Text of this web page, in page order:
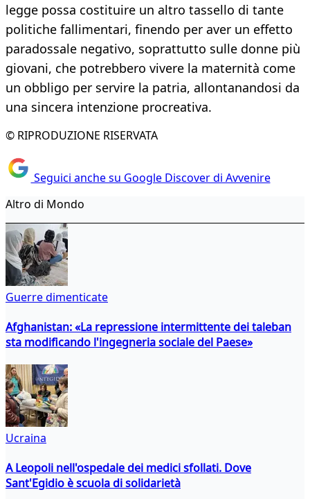
legge possa costituire un altro tassello di tante
politiche fallimentari, finendo per aver un effetto
paradossale negativo, soprattutto sulle donne più
giovani, che potrebbero vivere la maternità come
un obbligo per servire la patria, allontanandosi da
una sincera intenzione procreativa.
© RIPRODUZIONE RISERVATA
Seguici anche su Google Discover di Avvenire
Altro di Mondo
Guerre dimenticate
Afghanistan: «La repressione intermittente dei taleban
sta modificando l'ingegneria sociale del Paese»
Ucraina
A Leopoli nell'ospedale dei medici sfollati. Dove
Sant'Egidio è scuola di solidarietà